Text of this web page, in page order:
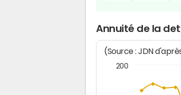
Annuité de la
(Source : JDN
200